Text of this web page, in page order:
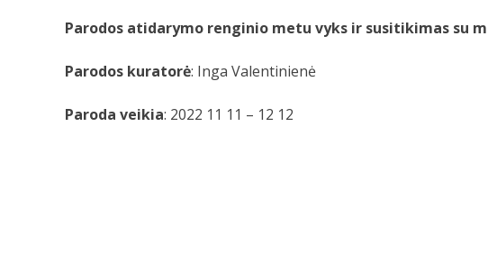
Parodos atidarymo renginio metu vyks ir susitikimas su
Parodos kuratorė: Inga Valentinienė
Paroda veikia: 2022 11 11 – 12 12